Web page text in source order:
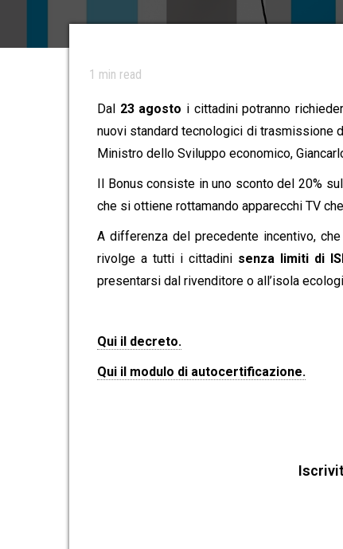
1 min read
Dal 23 agosto i cittadini potranno
nuovi standard tecnologici di trasmissione
Ministro dello Sviluppo economico,
Il Bonus consiste in uno sconto del 20%
che si ottiene rottamando apparecchi TV
A differenza del precedente incentivo,
rivolge a tutti i cittadini senza limiti di
presentarsi dal rivenditore o all’isola
Qui il decreto.
Qui il modulo di autocertificazione.